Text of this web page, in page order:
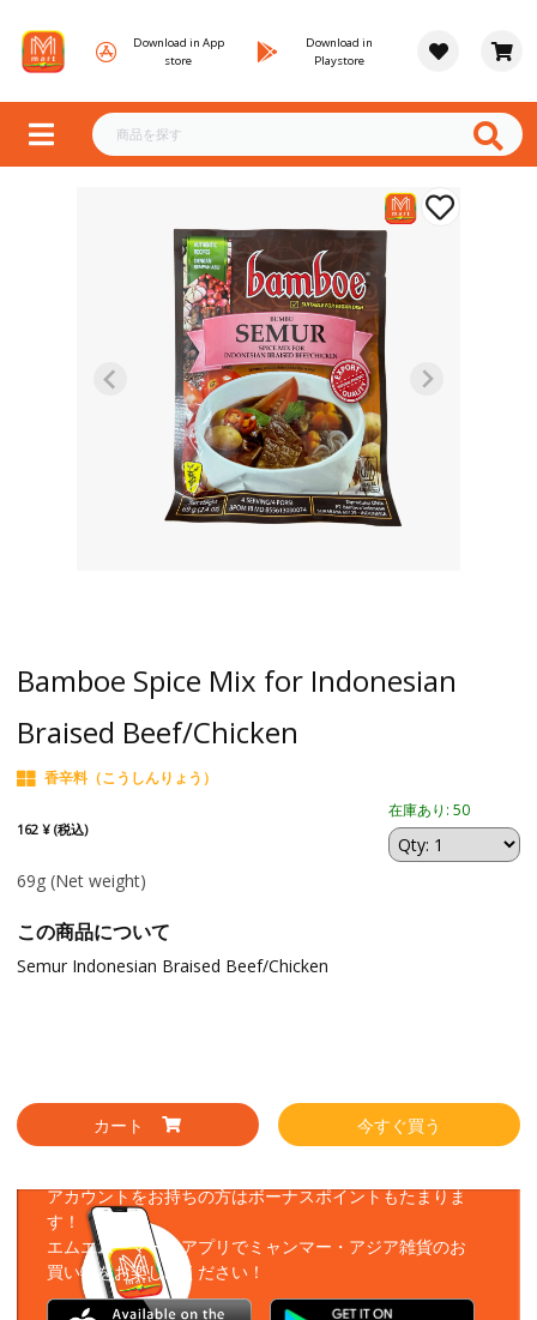
Download in App
store
Download in
Playstore
Bamboe Spice Mix for Indonesian
Braised Beef/Chicken
香辛料（こうしんりょう）
162 ¥ (税込)
在庫あり: 50
69g (Net weight)
この商品について
Semur Indonesian Braised Beef/Chicken
カート 今すぐ買う
アカウントをお持ちの方はボーナスポイントもたまりま
す！
エムエムーマートアプリでミャンマー・アジア雑貨のお
買い物をお楽しみください！